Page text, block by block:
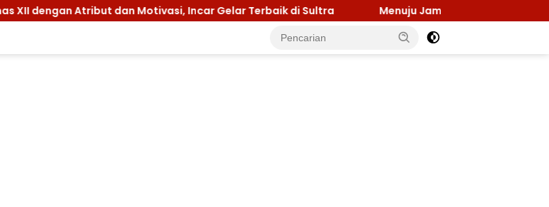
Atribut dan Motivasi, Incar Gelar Terbaik di Sultra Menuju Jamnas 2026, Ketua Kwarcab